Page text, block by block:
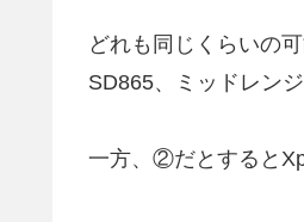
どれも同じくらいの
SD865、ミッドレン
一方、②だとすると